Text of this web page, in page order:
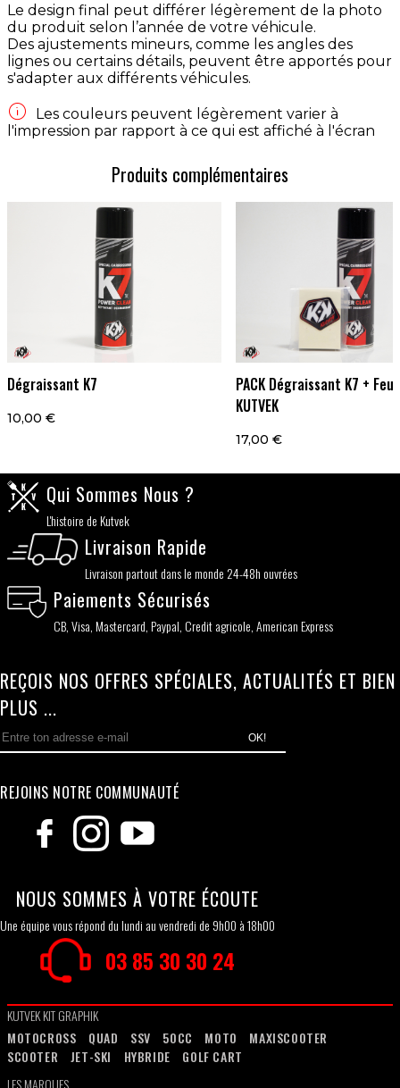
Le design final peut différer légèrement de la photo
du produit selon l’année de votre véhicule.
Des ajustements mineurs, comme les angles des
lignes ou certains détails, peuvent être apportés pour
s'adapter aux différents véhicules.

Les couleurs peuvent légèrement varier à
l'impression par rapport à ce qui est affiché à l'écran
Produits complémentaires
Dégraissant K7
10,00 €
PACK Dégraissant K7 +
KUTVEK
17,00 €
Qui Sommes Nous ?
L'histoire de Kutvek
Livraison Rapide
Livraison partout dans le monde 24-48h ouvrées
Paiements Sécurisés
CB, Visa, Mastercard, Paypal, Credit agricole, American Express
REÇOIS NOS OFFRES SPÉCIALES, ACTUALITÉS ET BIEN
PLUS ...
OK!
REJOINS NOTRE COMMUNAUTÉ
NOUS SOMMES À VOTRE ÉCOUTE
Une équipe vous répond du lundi au vendredi de 9h00 à 18h00
03 85 30 30 24
KUTVEK KIT GRAPHIK
MOTOCROSS
QUAD SSV 50CC MOTO
MAXISCOOTER
SCOOTER
JET-SKI HYBRIDE
GOLF CART
LES MARQUES